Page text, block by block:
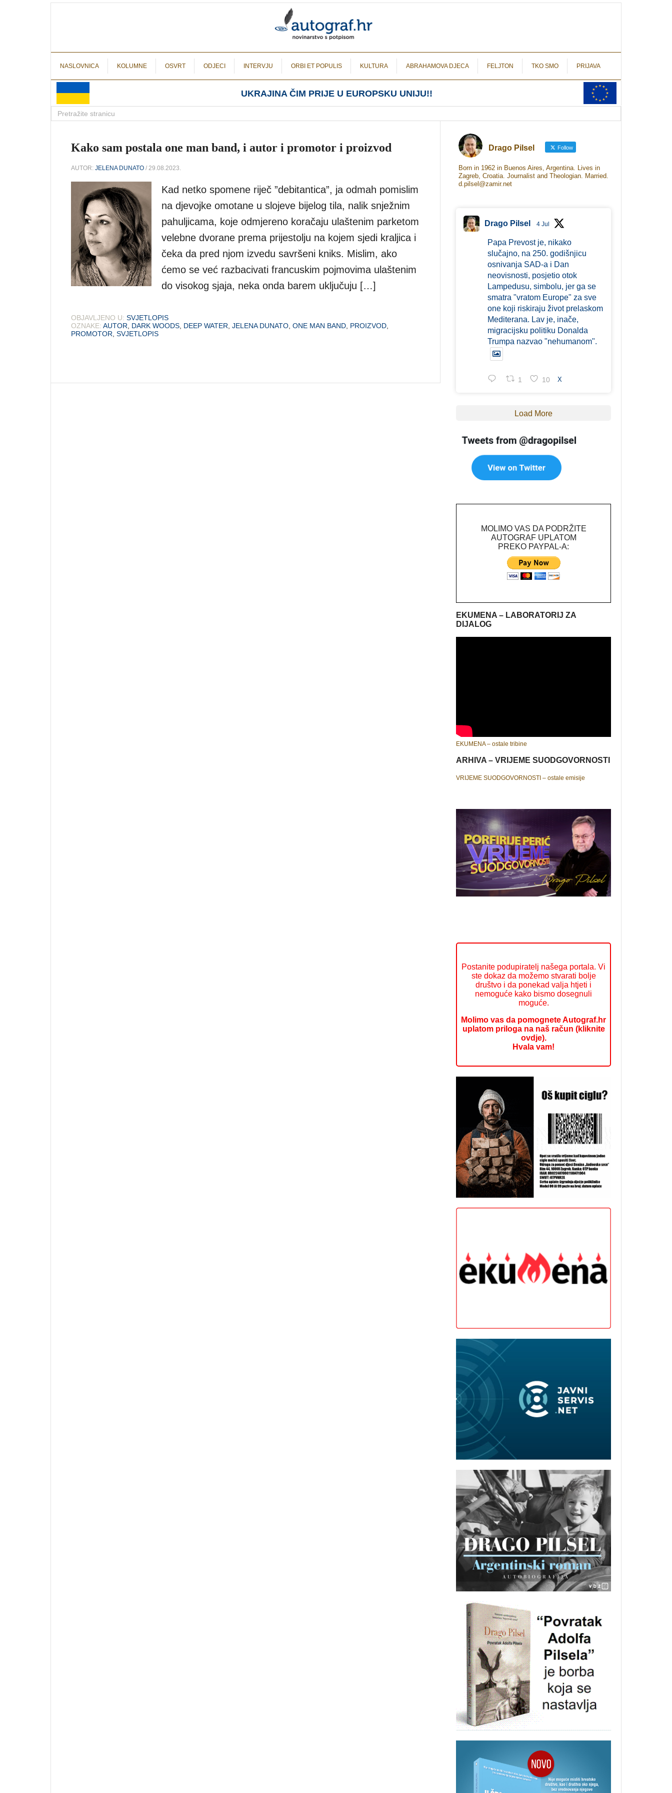
NASLOVNICA KOLUMNE OSVRT ODJECI INTERVJU ORBI ET POPULIS KULTURA ABRAHAMOVA DJECA FELJTON TKO SMO PRIJAVA
UKRAJINA ČIM PRIJE U EUROPSKU UNIJU!!
Kako sam postala one man band, i autor i promotor i proizvod
AUTOR: JELENA DUNATO / 29.08.2023.
Kad netko spomene riječ ”debitantica”, ja odmah pomislim
na djevojke omotane u slojeve bijelog tila, nalik snježnim
pahuljicama, koje odmjereno koračaju ulaštenim parketom
velebne dvorane prema prijestolju na kojem sjedi kraljica i
čeka da pred njom izvedu savršeni kniks. Mislim, ako
ćemo se već razbacivati francuskim pojmovima ulaštenim
do visokog sjaja, neka onda barem uključuju […]
OBJAVLJENO U: SVJETLOPIS
OZNAKE: AUTOR DARK WOODS DEEP WATER JELENA DUNATO ONE MAN BAND PROIZVOD
PROMOTOR SVJETLOPIS
Drago Pilsel Follow
Born in 1962 in Buenos Aires, Argentina. Lives in
Zagreb, Croatia. Journalist and Theologian. Married.
d.pilsel@zamir.net
Drago Pilsel 4 Jul
Papa Prevost je, nikako
slučajno, na 250. godišnjicu
osnivanja SAD-a i Dan
neovisnosti, posjetio otok
Lampedusu, simbolu, jer ga se
smatra "vratom Europe" za sve
one koji riskiraju život prelaskom
Mediterana. Lav je, inače,
migracijsku politiku Donalda
Trumpa nazvao "nehumanom".
1 10 X
Load More
MOLIMO VAS DA PODRŽITE
AUTOGRAF UPLATOM
PREKO PAYPAL-A:
EKUMENA – LABORATORIJ ZA
DIJALOG
EKUMENA – ostale tribine
ARHIVA – VRIJEME SUODGOVORNOSTI
VRIJEME SUODGOVORNOSTI – ostale emisije
Postanite podupiratelj našega portala. Vi
ste dokaz da možemo stvarati bolje
društvo i da ponekad valja htjeti i
nemoguće kako bismo dosegnuli
moguće.
Molimo vas da pomognete Autograf.hr
uplatom priloga na naš račun (kliknite
ovdje).
Hvala vam!